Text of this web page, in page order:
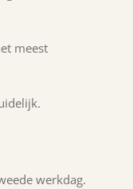
meest
werkdag.